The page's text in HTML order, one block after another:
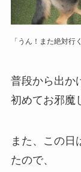
「うん！また絶対行
普段から出か
初めてお邪魔
また、この日
たので、